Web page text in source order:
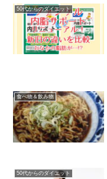
50代からのダイエット
食べ物＆飲み物
50代からのダイエット